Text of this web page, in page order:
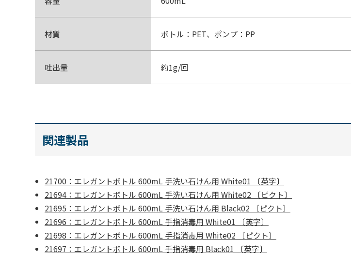
材質 ボトル：PET、ポンプ：PP
吐出量 約1g/回
関連製品
21700：エレガントボトル 600mL 手洗い石けん用 White01 〔英字〕
21694：エレガントボトル 600mL 手洗い石けん用 White02 〔ピクト〕
21695：エレガントボトル 600mL 手洗い石けん用 Black02 〔ピクト〕
21696：エレガントボトル 600mL 手指消毒用 White01 〔英字〕
21698：エレガントボトル 600mL 手指消毒用 White02 〔ピクト〕
21697：エレガントボトル 600mL 手指消毒用 Black01 〔英字〕